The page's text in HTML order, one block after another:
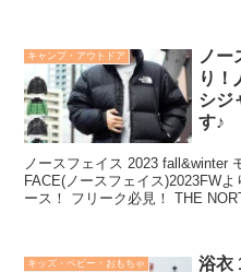
キャンプ・アウトドア
ノー
り！
シジ
す♪
ノースフェイス 2023 fall&winter
FACE(ノースフェイス)2023FW
ース！ フリーク必見！ THE NORTH FACEを代表する名作ダウンジ
キッズ・ベビー・おもちゃ
浴衣